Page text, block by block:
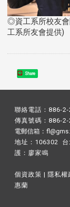
◎資工系所校友會
工系所友會提供)
Share
聯絡電話：886-
傳真號碼：886-
電郵信箱：
地址：106302
護： 廖家鳴​
個資政策 | 隱私權
惠蘭